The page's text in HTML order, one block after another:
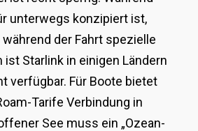
unterwegs konzipiert ist,
der Fahrt spezielle
ist Starlink in einigen Ländern
verfügbar. Für Boote bietet
Tarife Verbindung in
See muss ein „Ozean-